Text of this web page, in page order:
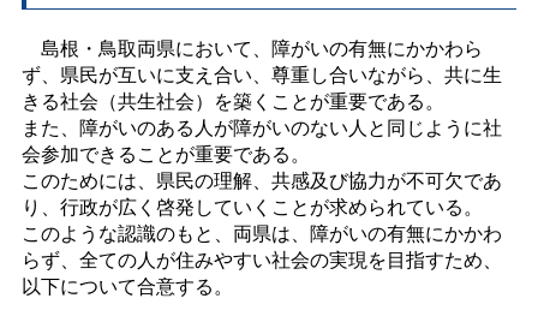
島根・鳥取両県において、障がいの有無にかかわら
ず、県民が互いに支え合い、尊重し合いながら、共に生
きる社会（共生社会）を築くことが重要である。
また、障がいのある人が障がいのない人と同じように社
会参加できることが重要である。
このためには、県民の理解、共感及び協力が不可欠であ
り、行政が広く啓発していくことが求められている。
このような認識のもと、両県は、障がいの有無にかかわ
らず、全ての人が住みやすい社会の実現を目指すため、
以下について合意する。